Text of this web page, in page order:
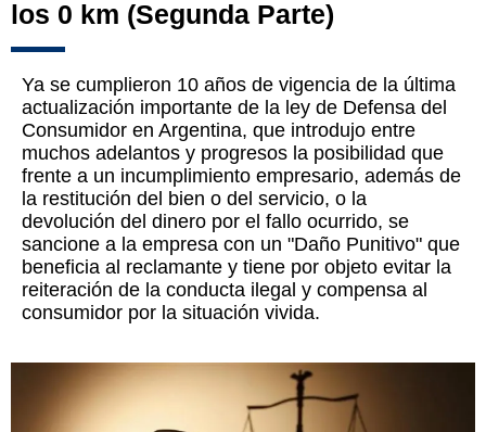
los 0 km (Segunda Parte)
Ya se cumplieron 10 años de vigencia de la última
actualización importante de la ley de Defensa del
Consumidor en Argentina, que introdujo entre
muchos adelantos y progresos la posibilidad que
frente a un incumplimiento empresario, además de
la restitución del bien o del servicio, o la
devolución del dinero por el fallo ocurrido, se
sancione a la empresa con un "Daño Punitivo" que
beneficia al reclamante y tiene por objeto evitar la
reiteración de la conducta ilegal y compensa al
consumidor por la situación vivida.